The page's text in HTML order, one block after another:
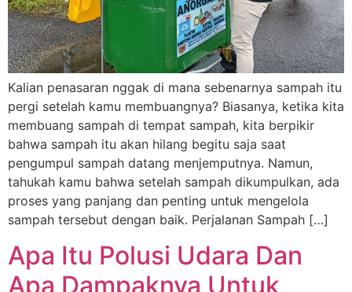
Kalian penasaran nggak di mana sebenarnya sampah itu
pergi setelah kamu membuangnya? Biasanya, ketika kita
membuang sampah di tempat sampah, kita berpikir
bahwa sampah itu akan hilang begitu saja saat
pengumpul sampah datang menjemputnya. Namun,
tahukah kamu bahwa setelah sampah dikumpulkan, ada
proses yang panjang dan penting untuk mengelola
sampah tersebut dengan baik. Perjalanan Sampah […]
Apa Itu Polusi Udara Dan
Apa Dampaknya Untuk